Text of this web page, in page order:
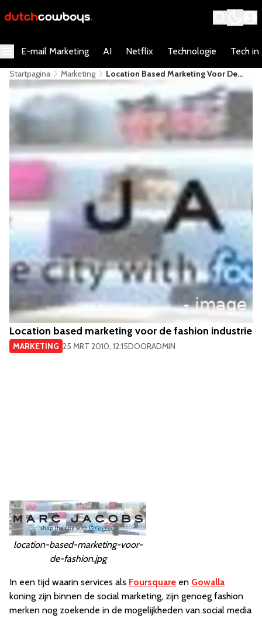
E-mail Marketing AI Netflix Technologie Tech in
Startpagina Marketing
Location Based Marketing Voor De
Fashion Industrie
Location based marketing voor de fashion industrie
MARKETING 25 MRT 2010, 12:15DOORADMIN
location-based-marketing-voor-
de-fashion.jpg
In een tijd waarin services als Foursquare en Gowalla
koning zijn binnen de social marketing, zijn genoeg fashion
merken nog zoekende in de mogelijkheden van social media